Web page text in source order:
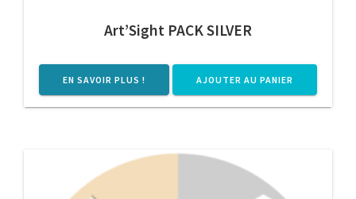
Art’Sight PACK SILVER
EN SAVOIR PLUS ! AJOUTER AU PANIER